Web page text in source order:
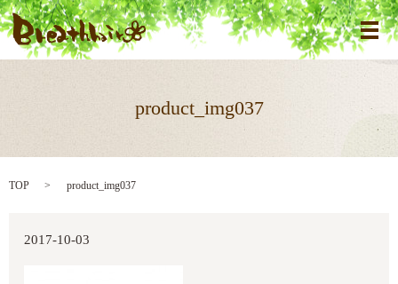
メ
product_img037
TOP product_img037
2017-10-03